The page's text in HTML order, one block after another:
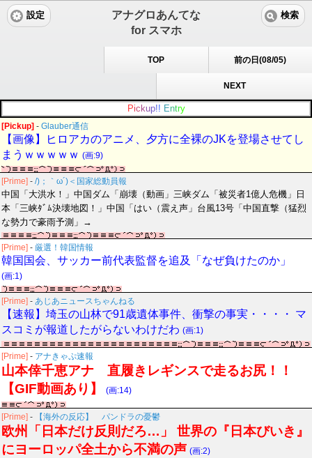
アナグロあんてな
for スマホ
設定 検索
TOP 前の日(08/05)
NEXT
Pic kup!! Entry
[Pickup] - Glauber通信
【画像】ヒロアカのアニメ、夕方に全裸のJKを登場させてし
まうｗｗｗｗｗ (画:9)
[Prime] - /)；｀ω´)＜国家総動員報
中国「大洪水！」中国ダム「崩壊（動画」三峡ダム「被災者1億人危機」日
本「三峡ﾀﾞﾑ決壊地図！」中国「はい（震え声」台風13号「中国直撃（猛烈
な勢力で豪雨予測」→
[Prime] - 厳選！韓国情報
韓国国会、サッカー前代表監督を追及「なぜ負けたのか」
(画:1)
[Prime] - あじあニュースちゃんねる
【速報】埼玉の山林で91歳遺体事件、衝撃の事実・・・・ マ
スコミが報道したがらないわけだわ (画:1)
[Prime] - アナきゃぷ速報
山本倖千恵アナ 直履きレギンスで走るお尻！！
【GIF動画あり】
(画:14)
[Prime] - 【海外の反応】 パンドラの憂鬱
欧州「日本だけ反則だろ…」 世界の『日本びいき』
にヨーロッパ全土から不満の声 (画:2)